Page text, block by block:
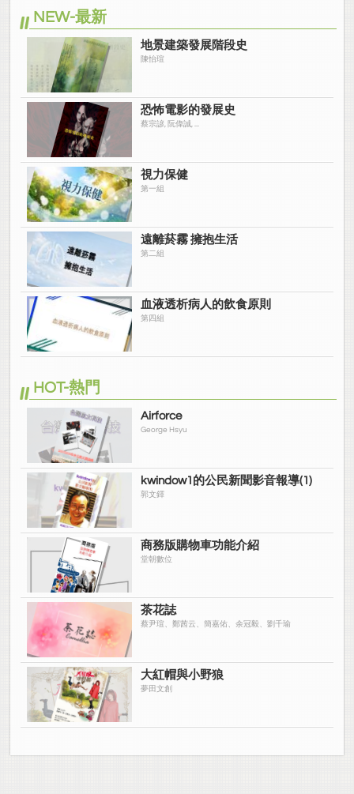
NEW-最新
地景建築發展階段史
陳怡瑄
恐怖電影的發展史
蔡宗諺, 阮偉誠, ...
視力保健
第一組
遠離菸霧 擁抱生活
第二組
血液透析病人的飲食原則
第四組
HOT-熱門
Airforce
George Hsyu
kwindow1的公民新聞影音報導(1)
郭文鐸
商務版購物車功能介紹
堂朝數位
茶花誌
蔡尹瑄、鄭茜云、簡嘉佑、余冠毅、劉千瑜
大紅帽與小野狼
夢田文創